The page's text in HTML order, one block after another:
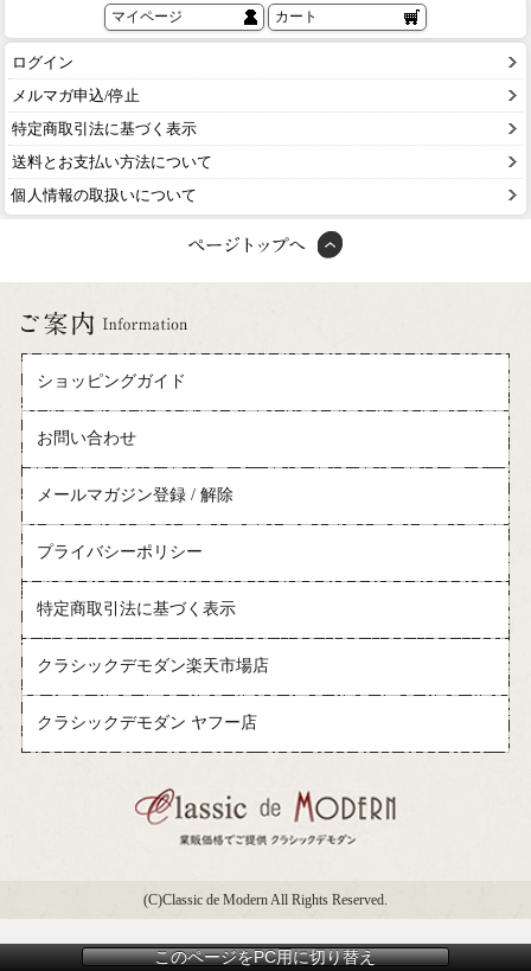
マイページ カート
ログイン
メルマガ申込/停止
特定商取引法に基づく表示
送料とお支払い方法について
個人情報の取扱いについて
ショッピングガイド
お問い合わせ
メールマガジン登録 / 解除
プライバシーポリシー
特定商取引法に基づく表示
クラシックデモダン楽天市場店
クラシックデモダン ヤフー店
(C)Classic de Modern All Rights Reserved.
このページをPC用に切り替え